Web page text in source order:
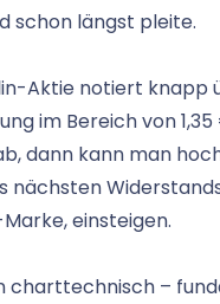
schon längst pleite.
Aktie notiert knapp
im Bereich von
dann kann man
nächsten
einsteigen.
charttechnisch –